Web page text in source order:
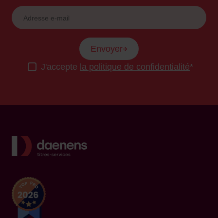
Envoyer
J'accepte la politique de confidentialité*